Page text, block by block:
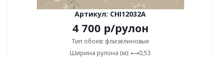
Артикул: CHI12032A
4 700 р/рулон
Тип обоев: флизелиновые
Ширина рулона (м): ⟷0,53